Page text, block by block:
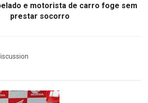
e motorista de carro foge sem
prestar socorro